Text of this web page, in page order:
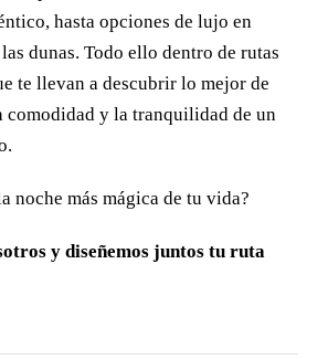
hasta opciones de lujo en
dunas. Todo ello dentro de rutas
te llevan a descubrir lo mejor de
comodidad y la tranquilidad de un
noche más mágica de tu vida?
y diseñemos juntos tu ruta